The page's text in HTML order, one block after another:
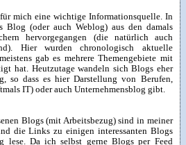
mich eine wichtige Informationsquelle. In
Blog (oder auch Weblog) aus den damals
hervorgegangen (die natürlich auch
Hier wurden chronologisch aktuelle
gab es mehrere Themengebiete mit
hat. Heutzutage wandeln sich Blogs eher
so dass es hier Darstellung von Berufen,
IT) oder auch Unternehmensblog gibt.
Blogs (mit Arbeitsbezug) sind in meiner
die Links zu einigen interessanten Blogs
lese. Da ich selbst gerne Blogs per Feed